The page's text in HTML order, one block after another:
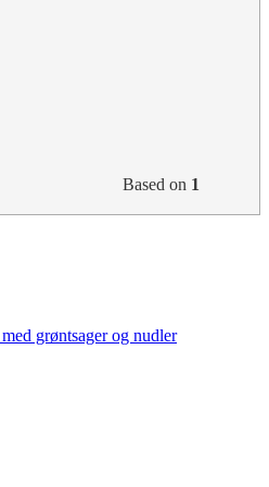
Based on 1
grøntsager og nudler